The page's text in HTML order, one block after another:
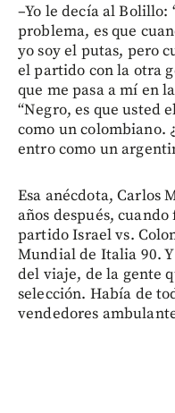
–Yo le decía al
problema, es que
yo soy el putas, pero
el partido con la otra
que me pasa a mí en
“Negro, es que usted
como un colombiano.
entro como un
Esa anécdota, Carlos
años después,
partido Israel vs.
Mundial de Italia 90.
del viaje, de la gente
selección. Había de
vendedores